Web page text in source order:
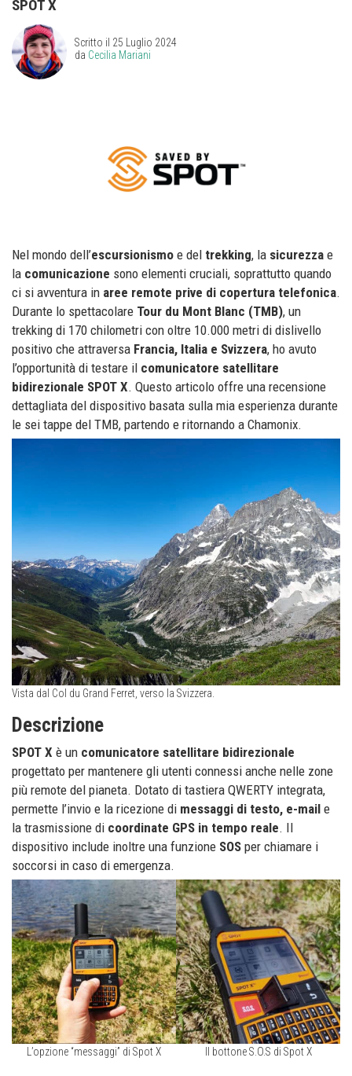
SPOT X
Scritto il 25 Luglio 2024
da Cecilia Mariani
Nel mondo dell’escursionismo e del trekking, la sicurezza e
la comunicazione sono elementi cruciali, soprattutto quando
ci si avventura in aree remote prive di copertura telefonica.
Durante lo spettacolare Tour du Mont Blanc (TMB), un
trekking di 170 chilometri con oltre 10.000 metri di dislivello
positivo che attraversa Francia, Italia e Svizzera, ho avuto
l’opportunità di testare il comunicatore satellitare
bidirezionale SPOT X. Questo articolo offre una recensione
dettagliata del dispositivo basata sulla mia esperienza durante
le sei tappe del TMB, partendo e ritornando a Chamonix.
Vista dal Col du Grand Ferret, verso la Svizzera.
Descrizione
SPOT X è un comunicatore satellitare bidirezionale
progettato per mantenere gli utenti connessi anche nelle zone
più remote del pianeta. Dotato di tastiera QWERTY integrata,
permette l’invio e la ricezione di messaggi di testo, e-mail e
la trasmissione di coordinate GPS in tempo reale. Il
dispositivo include inoltre una funzione SOS per chiamare i
soccorsi in caso di emergenza.
L’opzione “messaggi” di Spot X Il bottone S.O.S di Spot X